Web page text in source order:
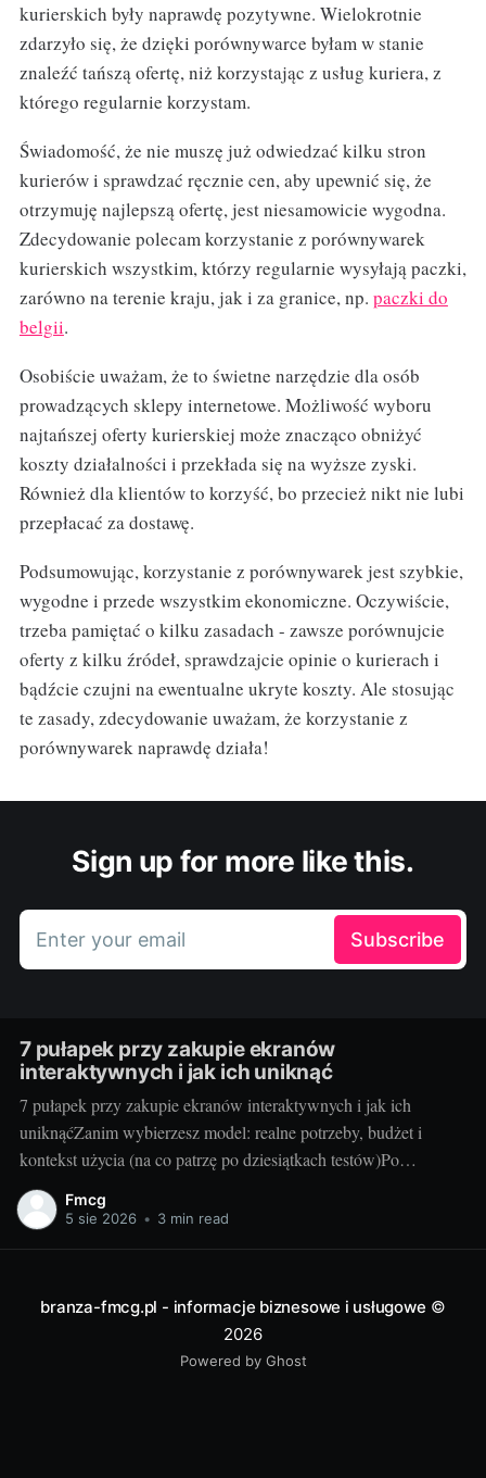
kurierskich były naprawdę pozytywne. Wielokrotnie
zdarzyło się, że dzięki porównywarce byłam w stanie
znaleźć tańszą ofertę, niż korzystając z usług kuriera, z
którego regularnie korzystam.
Świadomość, że nie muszę już odwiedzać kilku stron
kurierów i sprawdzać ręcznie cen, aby upewnić się, że
otrzymuję najlepszą ofertę, jest niesamowicie wygodna.
Zdecydowanie polecam korzystanie z porównywarek
kurierskich wszystkim, którzy regularnie wysyłają paczki,
zarówno na terenie kraju, jak i za granice, np. paczki do
belgii.
Osobiście uważam, że to świetne narzędzie dla osób
prowadzących sklepy internetowe. Możliwość wyboru
najtańszej oferty kurierskiej może znacząco obniżyć
koszty działalności i przekłada się na wyższe zyski.
Również dla klientów to korzyść, bo przecież nikt nie lubi
przepłacać za dostawę.
Podsumowując, korzystanie z porównywarek jest szybkie,
wygodne i przede wszystkim ekonomiczne. Oczywiście,
trzeba pamiętać o kilku zasadach - zawsze porównujcie
oferty z kilku źródeł, sprawdzajcie opinie o kurierach i
bądźcie czujni na ewentualne ukryte koszty. Ale stosując
te zasady, zdecydowanie uważam, że korzystanie z
porównywarek naprawdę działa!
Sign up for more like this.
Enter your email Subscribe
7 pułapek przy zakupie ekranów
interaktywnych i jak ich uniknąć
7 pułapek przy zakupie ekranów interaktywnych i jak ich
uniknąćZanim wybierzesz model: realne potrzeby, budżet i
kontekst użycia (na co patrzę po dziesiątkach testów)Po
dziesiątkach testów w szkołach i salach konferencyjnych wiem
jedno: najlepszy ekran to ten, który pasuje do Waszego stylu
Fmcg
5 sie 2026 • 3 min read
branza-fmcg.pl - informacje biznesowe i usługowe ©
2026
Powered by Ghost